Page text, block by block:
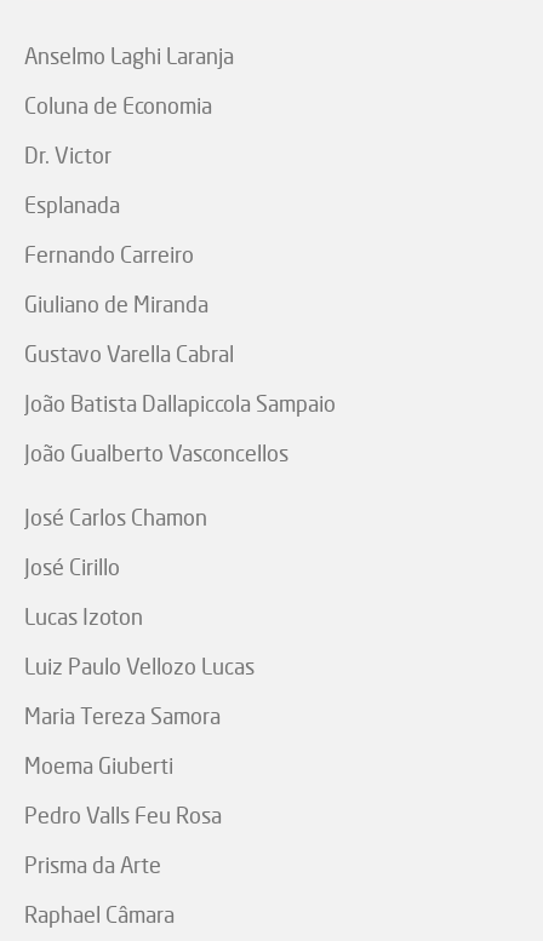
Anselmo Laghi Laranja
Coluna de Economia
Dr. Victor
Esplanada
Fernando Carreiro
Giuliano de Miranda
Gustavo Varella Cabral
João Batista Dallapiccola Sampaio
João Gualberto Vasconcellos
José Carlos Chamon
José Cirillo
Lucas Izoton
Luiz Paulo Vellozo Lucas
Maria Tereza Samora
Moema Giuberti
Pedro Valls Feu Rosa
Prisma da Arte
Raphael Câmara